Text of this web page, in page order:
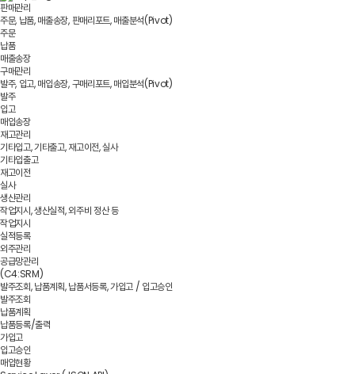
판매관리
주문, 납품, 매출송장, 판매리포트, 매출분석(Pivot)
주문
납품
매출송장
구매관리
발주, 입고, 매입송장, 구매리포트, 매입분석(Pivot)
발주
입고
매입송장
재고관리
기타입고, 기타출고, 재고이전, 실사
기타입출고
재고이전
실사
생산관리
작업지시, 생산실적, 외주비 정산 등
작업지시
실적등록
외주관리
공급망관리
(C4:SRM)
발주조회, 납품계획, 납품서등록, 가입고 / 입고승인
발주조회
납품계획
납품등록/출력
가입고
입고승인
매입현황